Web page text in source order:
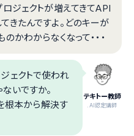
ロジェクトが増えてきてAPI
きたんですよ。どのキーが
かわからなくなって・・・
テキトー教師
.AI認定講師
ェクトで使われ
いですか。
根本から解決す